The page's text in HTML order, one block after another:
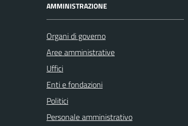
AMMINISTRAZIONE
Organi di governo
Aree amministrative
Uffici
Enti e fondazioni
Politici
Personale amministrativo